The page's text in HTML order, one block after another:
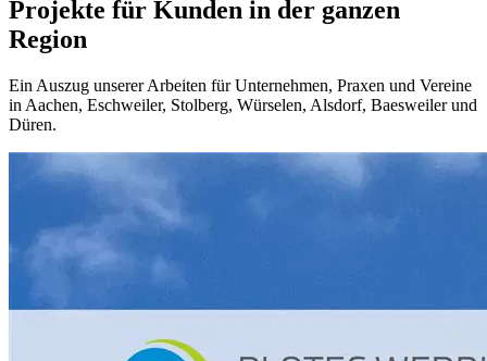
Projekte für Kunden in der ganzen
Region
Ein Auszug unserer Arbeiten für Unternehmen, Praxen und Vereine
in Aachen, Eschweiler, Stolberg, Würselen, Alsdorf, Baesweiler und
Düren.